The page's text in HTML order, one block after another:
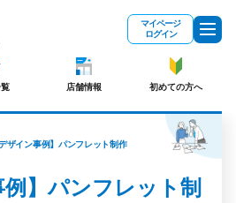
マイページ
ログイン
店舗情報 初めての方へ
デザイン事例】パンフレット制作
例】パンフレット制